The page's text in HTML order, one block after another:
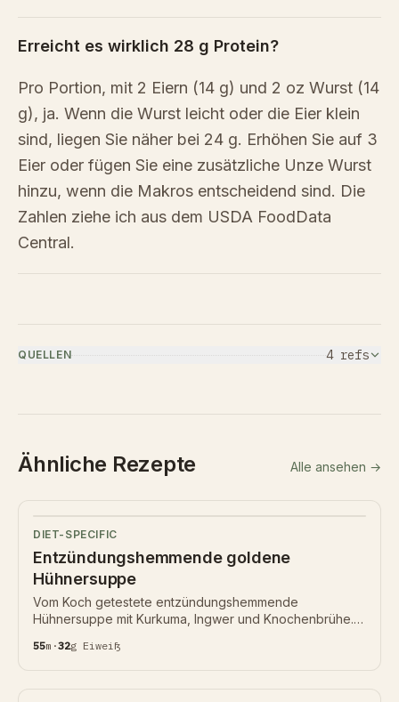
Erreicht es wirklich 28 g Protein?
Pro Portion, mit 2 Eiern (14 g) und 2 oz Wurst (14
g), ja. Wenn die Wurst leicht oder die Eier klein
sind, liegen Sie näher bei 24 g. Erhöhen Sie auf 3
Eier oder fügen Sie eine zusätzliche Unze Wurst
hinzu, wenn die Makros entscheidend sind. Die
Zahlen ziehe ich aus dem USDA FoodData
Central.
QUELLEN 4refs
Ähnliche Rezepte Alle ansehen →
DIET-SPECIFIC
Entzündungshemmende goldene
Hühnersuppe
Vom Koch getestete entzündungshemmende
Hühnersuppe mit Kurkuma, Ingwer und Knochenbrühe.
55m ·32g Eiweiß